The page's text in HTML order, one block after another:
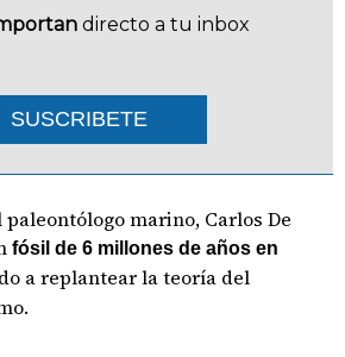
directo a tu inbox
SUSCRIBETE
marino, Carlos De
fósil de 6 millones de años en
a replantear la teoría del